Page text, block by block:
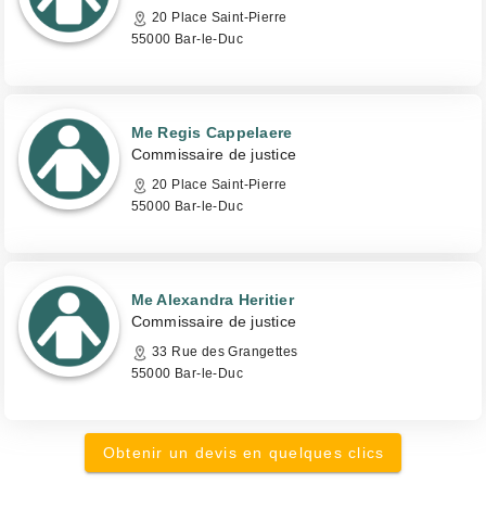
20 Place Saint-Pierre
55000 Bar-le-Duc
Me Regis Cappelaere
Commissaire de justice
20 Place Saint-Pierre
55000 Bar-le-Duc
Me Alexandra Heritier
Commissaire de justice
33 Rue des Grangettes
55000 Bar-le-Duc
Obtenir un devis en quelques clics